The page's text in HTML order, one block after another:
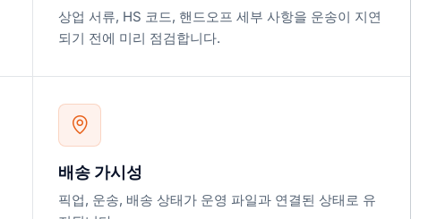
상업 서류, HS 코드, 핸드오프 세부 사항을 운송이 지연
되기 전에 미리 점검합니다.
배송 가시성
픽업, 운송, 배송 상태가 운영 파일과 연결된 상태로 유